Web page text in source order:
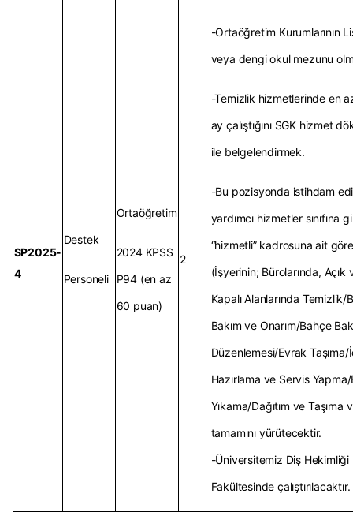
SP2025-
4
Destek
Personeli
Ortaöğretim
2024 KPSS
P94 (en az
60 puan)
2
-Ortaöğretim Kurumlarının
veya dengi okul mezunu
-Temizlik hizmetlerinde en
ay çalıştığını SGK hizmet
ile belgelendirmek.
-Bu pozisyonda istihdam
yardımcı hizmetler sınıfına
“hizmetli” kadrosuna ait
(İşyerinin; Bürolarında, Açık
Kapalı Alanlarında Temizlik/
Bakım ve Onarım/Bahçe
Düzenlemesi/Evrak
Hazırlama ve Servis Yapma/
Yıkama/Dağıtım ve Taşıma
tamamını yürütecektir.
-Üniversitemiz Diş Hekimliği
Fakültesinde çalıştırılacaktır.